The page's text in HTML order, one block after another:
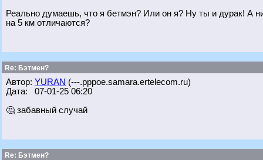
Реально думаешь, что я бетмэн? Или он я? Ну ты и дурак! А
на 5 км отличаются?
Re: Бэтмен?
Автор: YURAN (---.pppoe.samara.ertelecom.ru)
Дата: 07-01-25 06:20
🤔 забавный случай
Re: Бэтмен?